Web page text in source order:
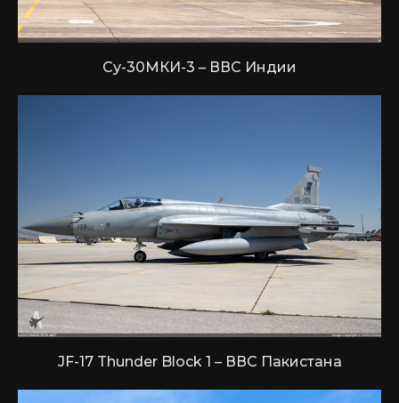
Су-30МКИ-3 – ВВС Индии
JF-17 Thunder Block 1 – ВВС Пакистана